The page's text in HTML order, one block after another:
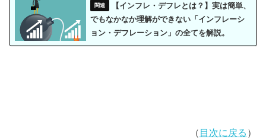
【インフレ・デフレとは？】実は簡単、
でもなかなか理解ができない「インフレーシ
ョン・デフレーション」の全てを解説。
（ 目次に戻る ）